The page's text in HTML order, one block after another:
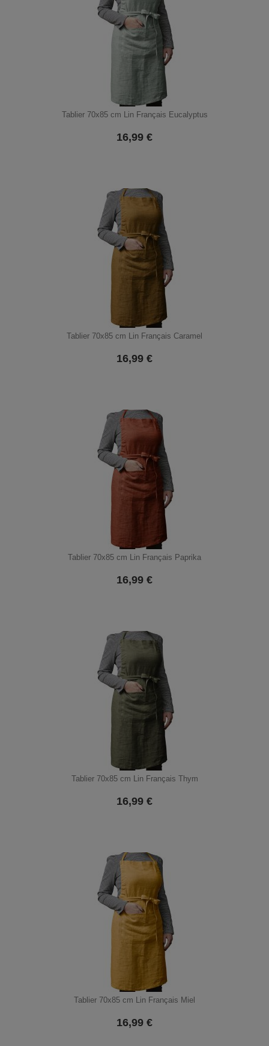
Tablier 70x85 cm Lin Français Eucalyptus
16,99 €
Tablier 70x85 cm Lin Français Caramel
16,99 €
Tablier 70x85 cm Lin Français Paprika
16,99 €
Tablier 70x85 cm Lin Français Thym
16,99 €
Tablier 70x85 cm Lin Français Miel
16,99 €